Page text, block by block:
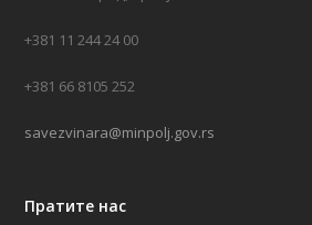
+381 11 244 24 00
+381 66 8105 252
savezvinara@minpolj.gov.rs
Пратите нас